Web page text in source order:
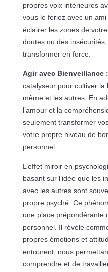
propres voix intérieures
vous le feriez avec un
éclairer les zones de
doutes ou des
transformer en force.
Agir avec Bienveillance :
catalyseur pour cultiver la
même et les autres. En
l’amour et la
seulement transformer
votre propre niveau de
personnel.
L’effet miroir en
basant sur l’idée que les
avec les autres sont
propre psyché. Ce
une place prépondérante
personnel. Il révèle
propres émotions et
entourent, nous
comprendre et de